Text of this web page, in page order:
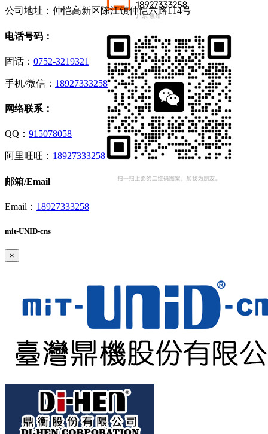
公司地址：仲恺高新区陈江镇仲恺六路114号
电话号码：
固话： 0752-3219321
手机/微信： 18927333258
网络联系：
QQ： 915078058
阿里旺旺： 18927333258
邮箱/Email
Email： 18927333258
mit-UNID-cns
×